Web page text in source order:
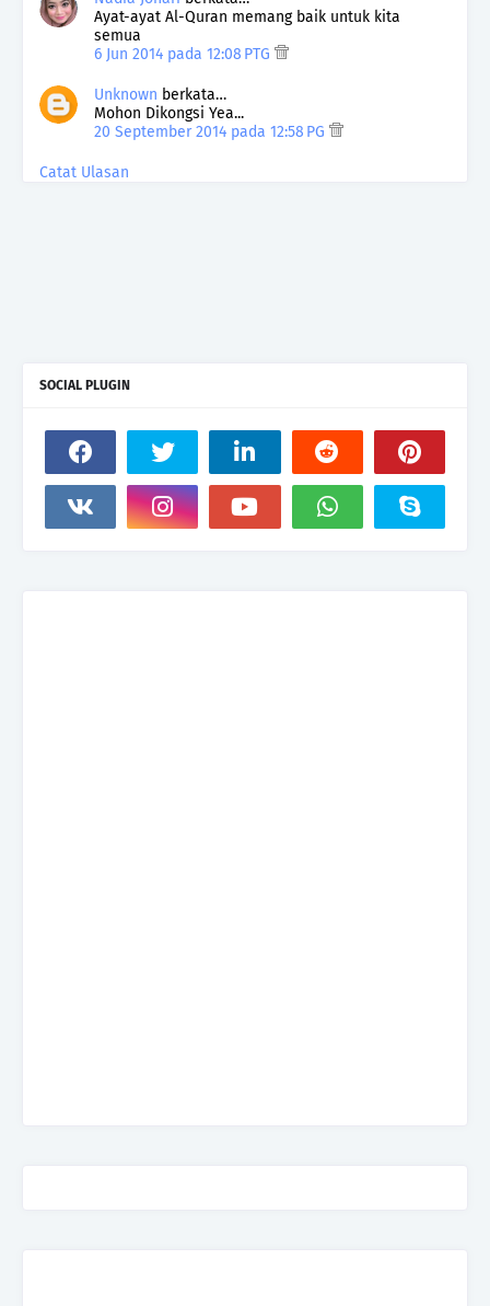
Ayat-ayat Al-Quran memang baik untuk kita
semua
6 Jun 2014 pada 12:08 PTG
Unknown berkata…
Mohon Dikongsi Yea...
20 September 2014 pada 12:58 PG
Catat Ulasan
SOCIAL PLUGIN